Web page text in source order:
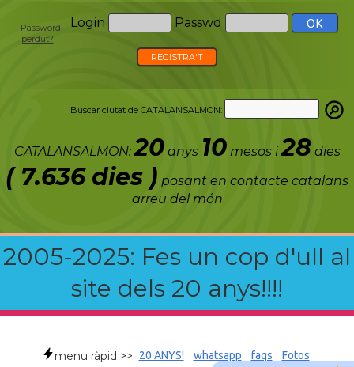
Login Passwd
Password
perdut?
REGISTRA'T
Buscar ciutat de CATALANSALMON:
CATALANSALMON:20anys 10mesos i28 dies
( 7.636 dies ) posant en contacte catalans
arreu del món
2005-2025: Fes un cop d'ull al
site dels 20 anys!!!!
menu ràpid >> 20 ANYS! whatsapp faqs Fotos